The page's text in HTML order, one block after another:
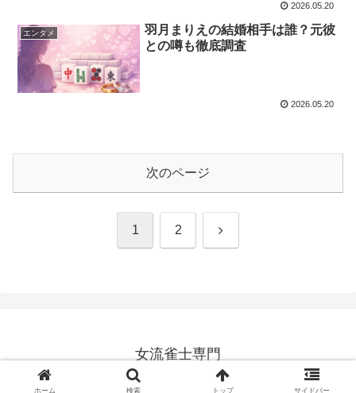
2026.05.20
エンタメ
羽月まりえの結婚相手は誰？元彼
との噂も徹底調査
2026.05.20
次のページ
1 2 次
女流雀士専門
© 2024 女流雀士専門.
ホーム 検索 トップ サイドバー